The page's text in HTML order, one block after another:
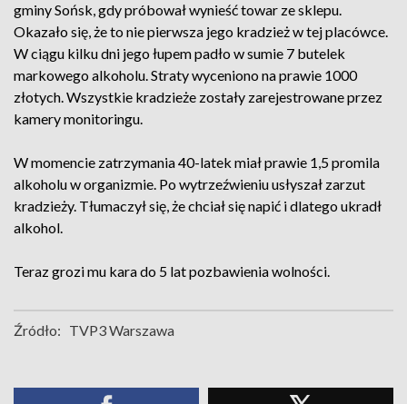
gminy Sońsk, gdy próbował wynieść towar ze sklepu.
Okazało się, że to nie pierwsza jego kradzież w tej placówce.
W ciągu kilku dni jego łupem padło w sumie 7 butelek
markowego alkoholu. Straty wyceniono na prawie 1000
złotych. Wszystkie kradzieże zostały zarejestrowane przez
kamery monitoringu.
W momencie zatrzymania 40-latek miał prawie 1,5 promila
alkoholu w organizmie. Po wytrzeźwieniu usłyszał zarzut
kradzieży. Tłumaczył się, że chciał się napić i dlatego ukradł
alkohol.
Teraz grozi mu kara do 5 lat pozbawienia wolności.
Źródło: TVP3 Warszawa